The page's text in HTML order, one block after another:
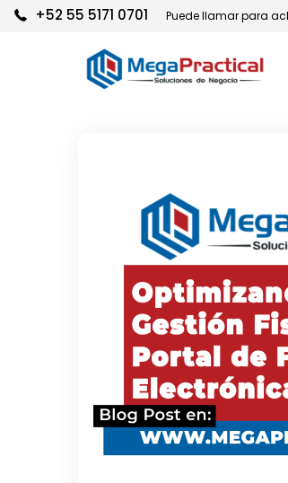
+52 55 5171 0701 Puede llamar para